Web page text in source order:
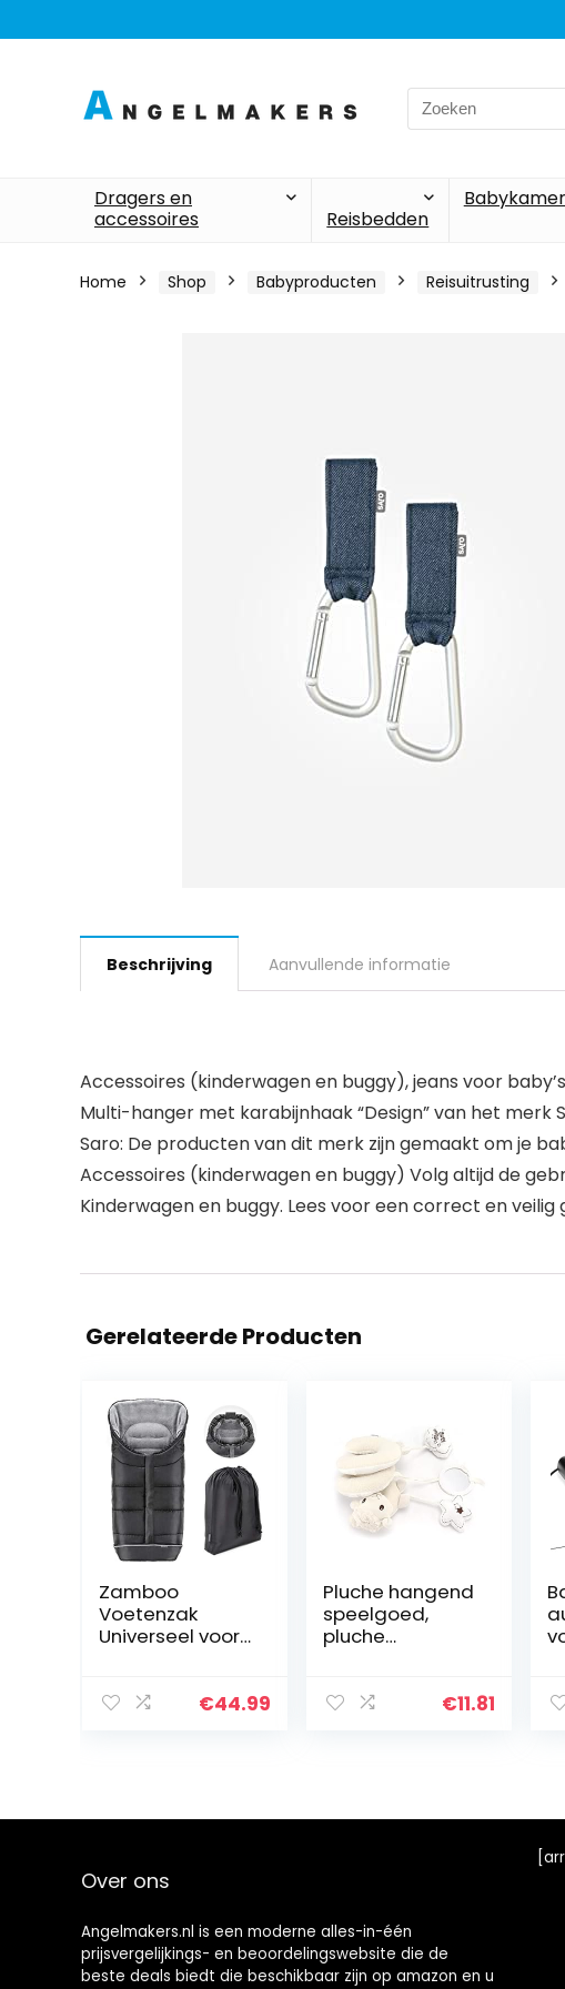
Search
for:
Dragers en
accessoires
Reisbedden
Home Shop Babyproducten Reisuitrusting
Beschrijving Aanvullende informatie
Accessoires (kinderwagen en buggy), jeans voor baby’s
Multi-hanger met karabijnhaak “Design” van het merk
Saro: De producten van dit merk zijn gemaakt om je
Accessoires (kinderwagen en buggy) Volg altijd de
Kinderwagen en buggy. Lees voor een correct en
Gerelateerde Producten
Zamboo
Voetenzak
Universeel voor
en Buggy –
k met…
€44.99
Pluche hangend
speelgoed,
pluche
Praktisch
kinderwagens…
€11.81
Over ons
Angelmakers.nl is een moderne alles-in-één
prijsvergelijkings- en beoordelingswebsite die de
beste deals biedt die beschikbaar zijn op amazon en u